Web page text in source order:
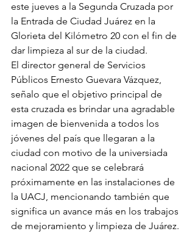
este jueves a la Segunda Cruzada por
la Entrada de Ciudad Juárez en la
Glorieta del Kilómetro 20 con el fin de
dar limpieza al sur de la ciudad.
El director general de Servicios
Públicos Ernesto Guevara Vázquez,
señalo que el objetivo principal de
esta cruzada es brindar una agradable
imagen de bienvenida a todos los
jóvenes del país que llegaran a la
ciudad con motivo de la universiada
nacional 2022 que se celebrará
próximamente en las instalaciones de
la UACJ, mencionando también que
significa un avance más en los trabajos
de mejoramiento y limpieza de Juárez.